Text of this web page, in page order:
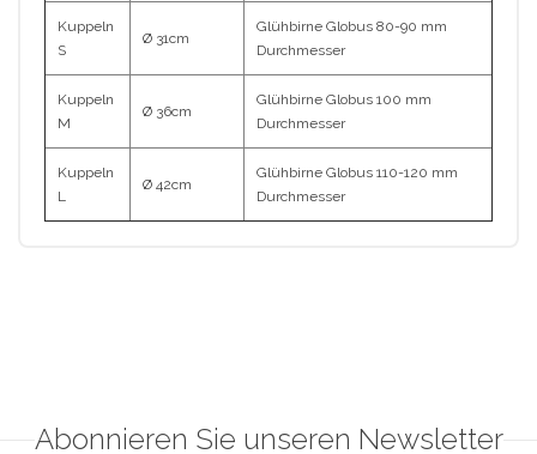
Kuppeln
S
Ø 31cm
Glühbirne Globus 80-90 mm
Durchmesser
Kuppeln
M
Ø 36cm
Glühbirne Globus 100 mm
Durchmesser
Kuppeln
L
Ø 42cm
Glühbirne Globus 110-120 mm
Durchmesser
Abonnieren Sie unseren Newsletter